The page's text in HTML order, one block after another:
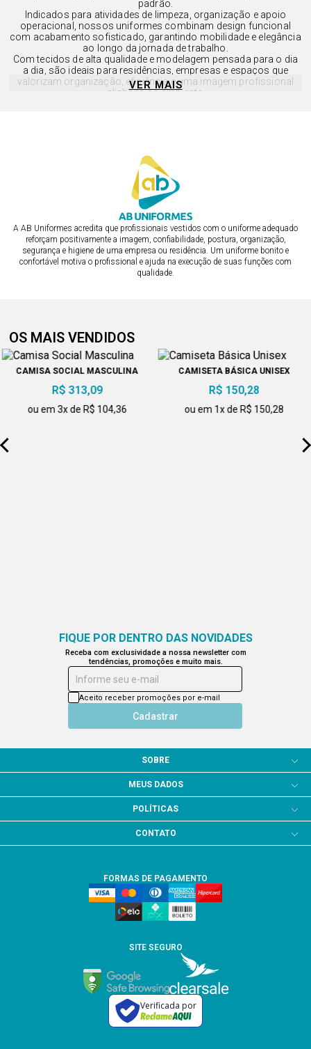
padrão.
Indicados para atividades de limpeza, organização e apoio
operacional, nossos uniformes combinam design funcional
com acabamento sofisticado, garantindo mobilidade e elegância
ao longo da jornada de trabalho.
Com tecidos de alta qualidade e modelagem pensada para o dia
a dia, são ideais para residências, empresas e espaços que
valorizam organização, eficiência e uma imagem profissional
alinhada ao ambiente.
VER MAIS
A AB Uniformes acredita que profissionais vestidos com o uniforme adequado
reforçam positivamente a imagem, confiabilidade, postura, organização,
segurança e higiene de uma empresa ou residência. Um uniforme bonito e
confortável motiva o profissional e ajuda na execução de suas funções com
qualidade.
OS MAIS VENDIDOS
CAMISA SOCIAL MASCULINA
R$ 313,09
ou em 3x de R$ 104,36
CAMISETA BÁSICA UNISEX
R$ 150,28
ou em 1x de R$ 150,28
FIQUE POR DENTRO DAS NOVIDADES
Receba com exclusividade a nossa newsletter com
tendências, promoções e muito mais.
Informe seu e-mail
Cadastrar
Aceito receber promoções por e-mail
SOBRE
MEUS DADOS
POLÍTICAS
CONTATO
SITE SEGURO
Verificada por
FORMAS DE PAGAMENTO